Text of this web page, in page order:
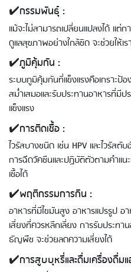
✔️กรรมพันธุ์ :
แม้จะไม่สามารถเปลี่ยนแปลงได้ แต่
ดูแลสุขภาพอย่างใกล้ชิด จะช่วยให้เ
✔️ภูมิคุ้มกัน :
ระบบภูมิคุ้มกันที่แข็งแรงคือเกราะ
สม่ำเสมอและรับประทานอาหารที่มี
แข็งแรง
✔️การติดเชื้อ :
ไวรัสบางชนิด เช่น HPV และไวรัสตั
การฉีดวัคซีนและปฏิบัติตัวตามคำแ
เชื้อได้
✔️พฤติกรรมการกิน :
อาหารที่มีไขมันสูง อาหารแปรรูป อ
เสี่ยงที่ควรหลีกเลี่ยง การรับประท
ธัญพืช จะช่วยลดความเสี่ยงได้
✔️การสูบบุหรี่และดื่มเครื่องดื่ม
Using AEON Cards
(Domestic)